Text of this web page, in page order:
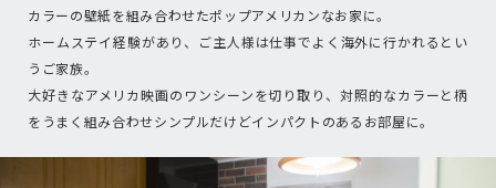
カラーの壁紙を組み合わせたポップアメリカンなお家に。
ホームステイ経験があり、ご主人様は仕事でよく海外に行かれるとい
うご家族。
大好きなアメリカ映画のワンシーンを切り取り、対照的なカラーと柄
をうまく組み合わせシンプルだけどインパクトのあるお部屋に。